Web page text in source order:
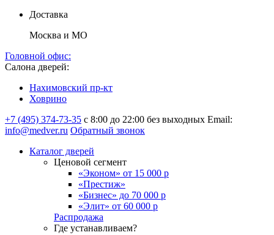
Доставка
Москва и МО
Головной офис:
Салона дверей:
Нахимовский пр-кт
Ховрино
+7 (495) 374-73-35 с 8:00 до 22:00 без выходных Email:
info@medver.ru Обратный звонок
Каталог дверей
Ценовой сегмент
«Эконом» от 15 000 р
«Престиж»
«Бизнес» до 70 000 р
«Элит» от 60 000 р
Распродажа
Где устанавливаем?